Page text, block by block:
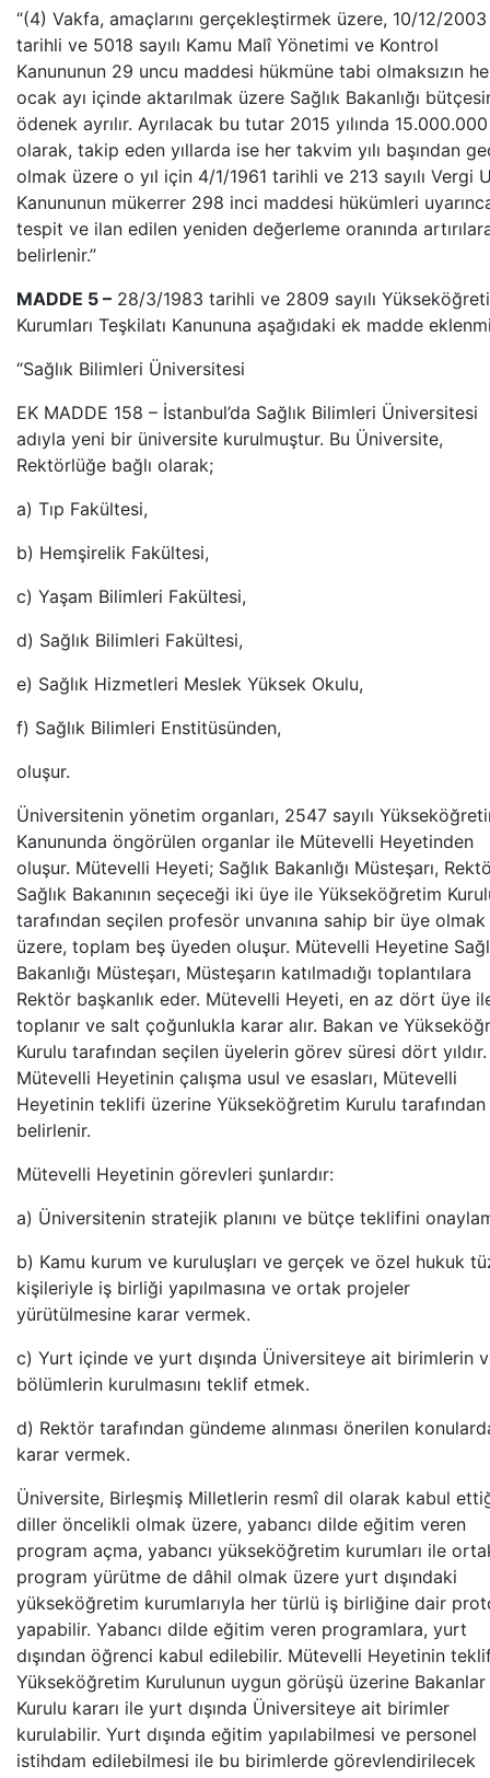
“(4) Vakfa, amaçlarını gerçekleştirmek üzere, 10/12/2003
tarihli ve 5018 sayılı Kamu Malî Yönetimi ve Kontrol
Kanununun 29 uncu maddesi hükmüne tabi olmaksızın
ocak ayı içinde aktarılmak üzere Sağlık Bakanlığı
ödenek ayrılır. Ayrılacak bu tutar 2015 yılında
olarak, takip eden yıllarda ise her takvim yılı başından
olmak üzere o yıl için 4/1/1961 tarihli ve 213 sayılı Vergi
Kanununun mükerrer 298 inci maddesi hükümleri
tespit ve ilan edilen yeniden değerleme oranında
belirlenir.”
MADDE 5 – 28/3/1983 tarihli ve 2809 sayılı
Kurumları Teşkilatı Kanununa aşağıdaki ek madde
“Sağlık Bilimleri Üniversitesi
EK MADDE 158 – İstanbul’da Sağlık Bilimleri Üniversitesi
adıyla yeni bir üniversite kurulmuştur. Bu Üniversite,
Rektörlüğe bağlı olarak;
a) Tıp Fakültesi,
b) Hemşirelik Fakültesi,
c) Yaşam Bilimleri Fakültesi,
d) Sağlık Bilimleri Fakültesi,
e) Sağlık Hizmetleri Meslek Yüksek Okulu,
f) Sağlık Bilimleri Enstitüsünden,
oluşur.
Üniversitenin yönetim organları, 2547 sayılı
Kanununda öngörülen organlar ile Mütevelli Heyetinden
oluşur. Mütevelli Heyeti; Sağlık Bakanlığı Müsteşarı,
Sağlık Bakanının seçeceği iki üye ile Yükseköğretim
tarafından seçilen profesör unvanına sahip bir üye olmak
üzere, toplam beş üyeden oluşur. Mütevelli Heyetine
Bakanlığı Müsteşarı, Müsteşarın katılmadığı toplantılara
Rektör başkanlık eder. Mütevelli Heyeti, en az dört üye
toplanır ve salt çoğunlukla karar alır. Bakan ve
Kurulu tarafından seçilen üyelerin görev süresi dört yıldır.
Mütevelli Heyetinin çalışma usul ve esasları, Mütevelli
Heyetinin teklifi üzerine Yükseköğretim Kurulu tarafından
belirlenir.
Mütevelli Heyetinin görevleri şunlardır:
a) Üniversitenin stratejik planını ve bütçe teklifini
b) Kamu kurum ve kuruluşları ve gerçek ve özel hukuk
kişileriyle iş birliği yapılmasına ve ortak projeler
yürütülmesine karar vermek.
c) Yurt içinde ve yurt dışında Üniversiteye ait birimlerin
bölümlerin kurulmasını teklif etmek.
d) Rektör tarafından gündeme alınması önerilen
karar vermek.
Üniversite, Birleşmiş Milletlerin resmî dil olarak kabul
diller öncelikli olmak üzere, yabancı dilde eğitim veren
program açma, yabancı yükseköğretim kurumları ile
program yürütme de dâhil olmak üzere yurt dışındaki
yükseköğretim kurumlarıyla her türlü iş birliğine dair
yapabilir. Yabancı dilde eğitim veren programlara, yurt
dışından öğrenci kabul edilebilir. Mütevelli Heyetinin
Yükseköğretim Kurulunun uygun görüşü üzerine Bakanlar
Kurulu kararı ile yurt dışında Üniversiteye ait birimler
kurulabilir. Yurt dışında eğitim yapılabilmesi ve personel
istihdam edilebilmesi ile bu birimlerde görevlendirilecek